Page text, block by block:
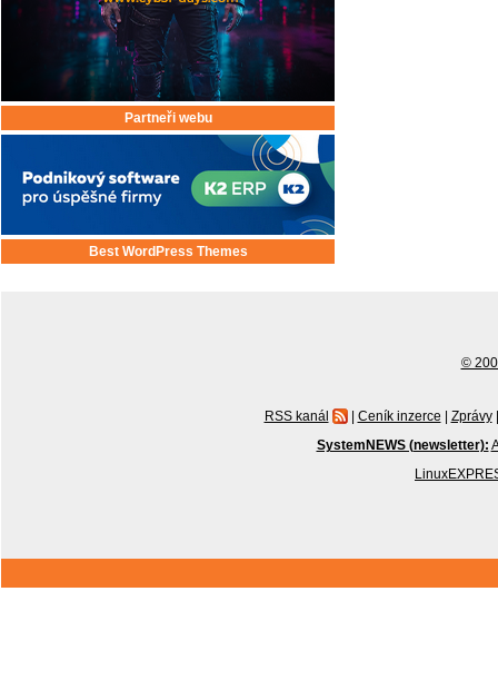
Partneři webu
Best WordPress Themes
©
RSS kanál | Ceník inzerce | Zprávy |
SystemNEWS (newsletter):